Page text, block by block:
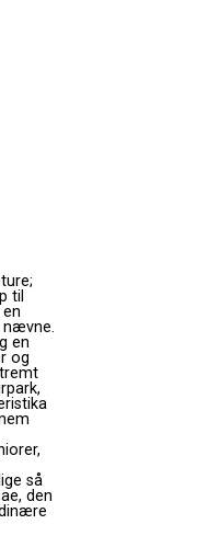
til
nævne.
en
og
så
den